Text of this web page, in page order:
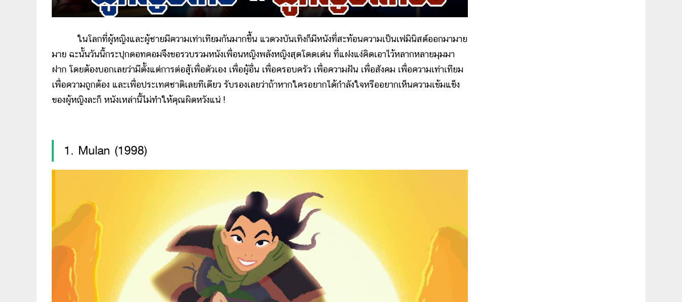
ในโลกที่ผู้หญิงและผู้ชายมีความเท่าเทียมกันมากขึ้น แวดวงบันเทิงก็มีหนังที่สะท้อนความเป็นเฟมินิสต์ออกมามาย
มาย ฉะนั้นวันนี้กระปุกดอทคอมจึงขอรวบรวมหนังเพื่อนหญิงพลังหญิงสุดโดดเด่น ที่แฝงแง่คิดเอาไว้หลากหลายมุมมา
ฝาก โดยต้องบอกเลยว่ามีตั้งแต่การต่อสู้เพื่อตัวเอง เพื่อผู้อื่น เพื่อครอบครัว เพื่อความฝัน เพื่อสังคม เพื่อความเท่าเทียม
เพื่อความถูกต้อง และเพื่อประเทศชาติเลยทีเดียว รับรองเลยว่าถ้าหากใครอยากได้กำลังใจหรืออยากเห็นความเข้มแข็ง
ของผู้หญิงละก็ หนังเหล่านี้ไม่ทำให้คุณผิดหวังแน่ !
1. Mulan (1998)